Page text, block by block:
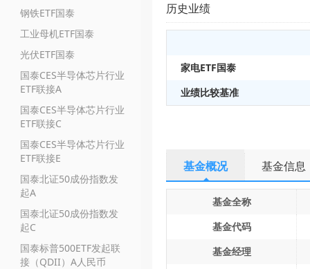
钢铁ETF国泰
工业母机ETF国泰
光伏ETF国泰
国泰CES半导体芯片行业
ETF联接A
国泰CES半导体芯片行业
ETF联接C
国泰CES半导体芯片行业
ETF联接E
国泰北证50成份指数发
起A
国泰北证50成份指数发
起C
国泰标普500ETF发起联
接（QDII）A人民币
历史业绩
家电ETF国泰
业绩比较基准
基金概况 基金信息
基金全称
基金代码
基金经理